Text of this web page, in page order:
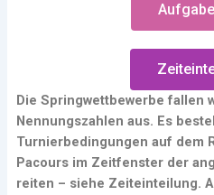
Die Springwettbewerbe fallen
Nennungszahlen aus. Es
Turnierbedingungen auf dem
Pacours im Zeitfenster der
reiten – siehe Zeiteinteilung.